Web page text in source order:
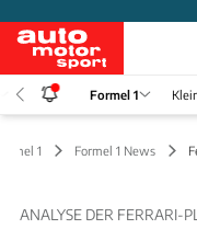
Formel 1
1 Formel 1 News
ANALYSE DER FERRARI-